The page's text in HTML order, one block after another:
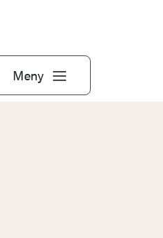
Meny